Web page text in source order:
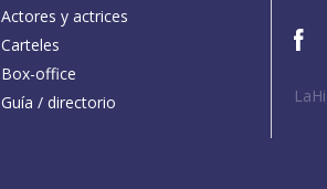
Actores y actrices
Carteles
Box-office
Guía / directorio